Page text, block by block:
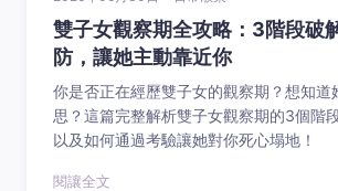
雙子女觀察期全攻略：3階段破
防，讓她主動靠近你
你是否正在經歷雙子女的觀察期？想知道
思？這篇完整解析雙子女觀察期的3個階
以及如何通過考驗讓她對你死心塌地！
閱讓全文